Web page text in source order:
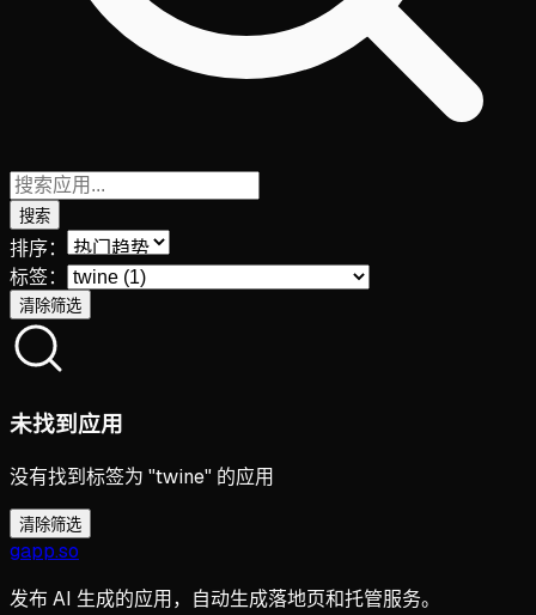
搜索
排序：
标签：
清除筛选
未找到应用
没有找到标签为 "twine" 的应用
清除筛选
gapp.so
发布 AI 生成的应用，自动生成落地页和托管服务。